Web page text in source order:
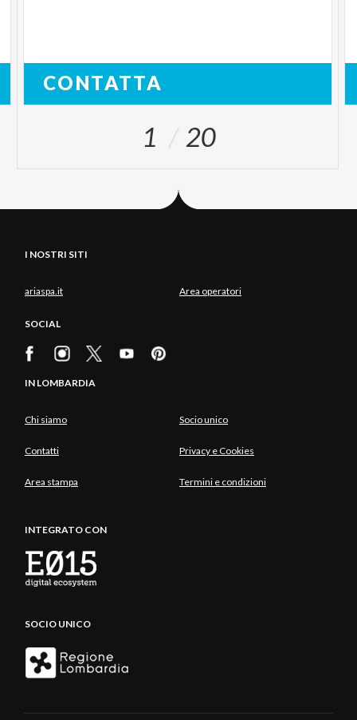
CONTATTA
1 20
I NOSTRI SITI
ariaspa.it Area operatori
SOCIAL
IN LOMBARDIA
Chi siamo Socio unico
Contatti Privacy e Cookies
Area stampa Termini e condizioni
INTEGRATO CON
SOCIO UNICO